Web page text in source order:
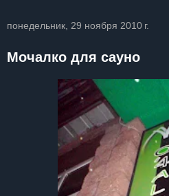
понедельник, 29 ноября 2010 г.
Мочалко для сауно